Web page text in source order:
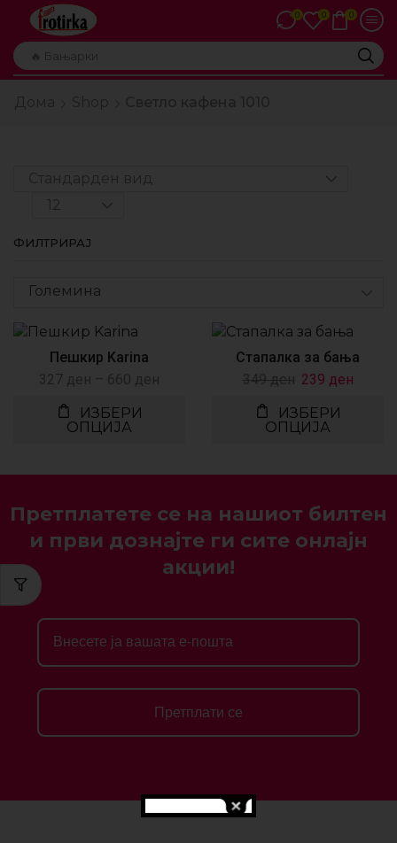
🔥 Бањарки
0 0 0
ФИЛТРИРАЈ
Големина
Пешкир Karina
327 ден – 660 ден
ИЗБЕРИ
ОПЦИЈА
Стапалка за бања
349ден 239 ден
ИЗБЕРИ
ОПЦИЈА
Претплатете се на нашиот билтен
и први дознајте ги сите онлајн
акции!
Претплати се